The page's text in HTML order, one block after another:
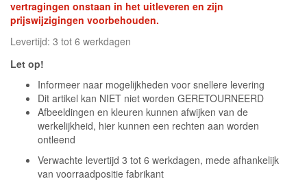
vertragingen onstaan in het uitleveren en zijn
prijswijzigingen voorbehouden.
Levertijd: 3 tot 6 werkdagen
Let op!
Informeer naar mogelijkheden voor snellere levering
Dit artikel kan NIET niet worden GERETOURNEERD
Afbeeldingen en kleuren kunnen afwijken van de
werkelijkheid, hier kunnen een rechten aan worden
ontleend
Verwachte levertijd 3 tot 6 werkdagen, mede afhankelijk
van voorraadpositie fabrikant